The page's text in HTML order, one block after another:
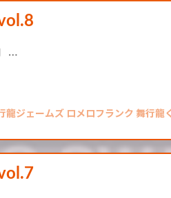
…
龍ジェームズ ロメロフランク 舞行龍